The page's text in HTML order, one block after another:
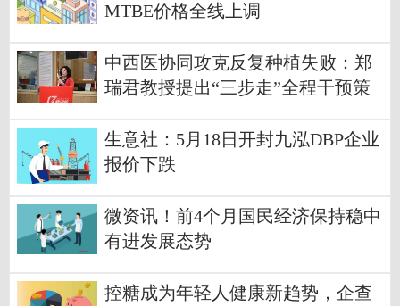
MTBE价格全线上调
中西医协同攻克反复种植失败：郑
瑞君教授提出“三步走”全程干预策
生意社：5月18日开封九泓DBP企业
报价下跌
微资讯！前4个月国民经济保持稳中
有进发展态势
控糖成为年轻人健康新趋势，企查